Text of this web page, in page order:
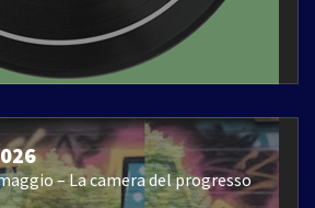
– La camera del progresso